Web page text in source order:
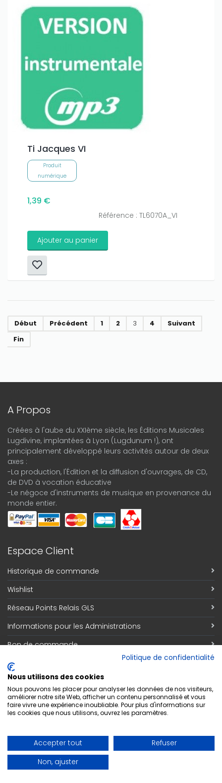
Ti Jacques VI
Produit
numérique
1,39 €
Référence : TL6070A_VI
Ajouter au panier
Début Précédent 1 2 3 4
Suivant
Fin
A Propos
Créées à l'aube du XXIème siècle, les Éditions Musicales
Lugdivine, implantées à Lyon (Lugdunum !), ont
principalement développé leurs activités autour de deux
axes :
-La production, l'Édition et la diffusion d'ouvrages, de CD,
de DVD à vocation éducative
-Le négoce d'instruments de musique en provenance du
monde entier.
Espace Client
Historique de commande
Wishlist
Réseau Points Relais GLS
Informations pour les Administrations
Bon de commande
Information
Qui sommes nous
Découvrez notre magasin
Respect de la vie privée
Conditions générales de vente
Politique de confidentialité
Nous utilisons des cookies
Nous pouvons les placer pour analyser les données de nos visiteurs,
améliorer notre site Web, afficher un contenu personnalisé et vous
faire vivre une expérience inoubliable. Pour plus d'informations sur
les cookies que nous utilisons, ouvrez les paramètres.
Accepter tout
Refuser
Non, ajuster